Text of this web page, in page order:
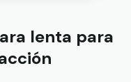
lenta para